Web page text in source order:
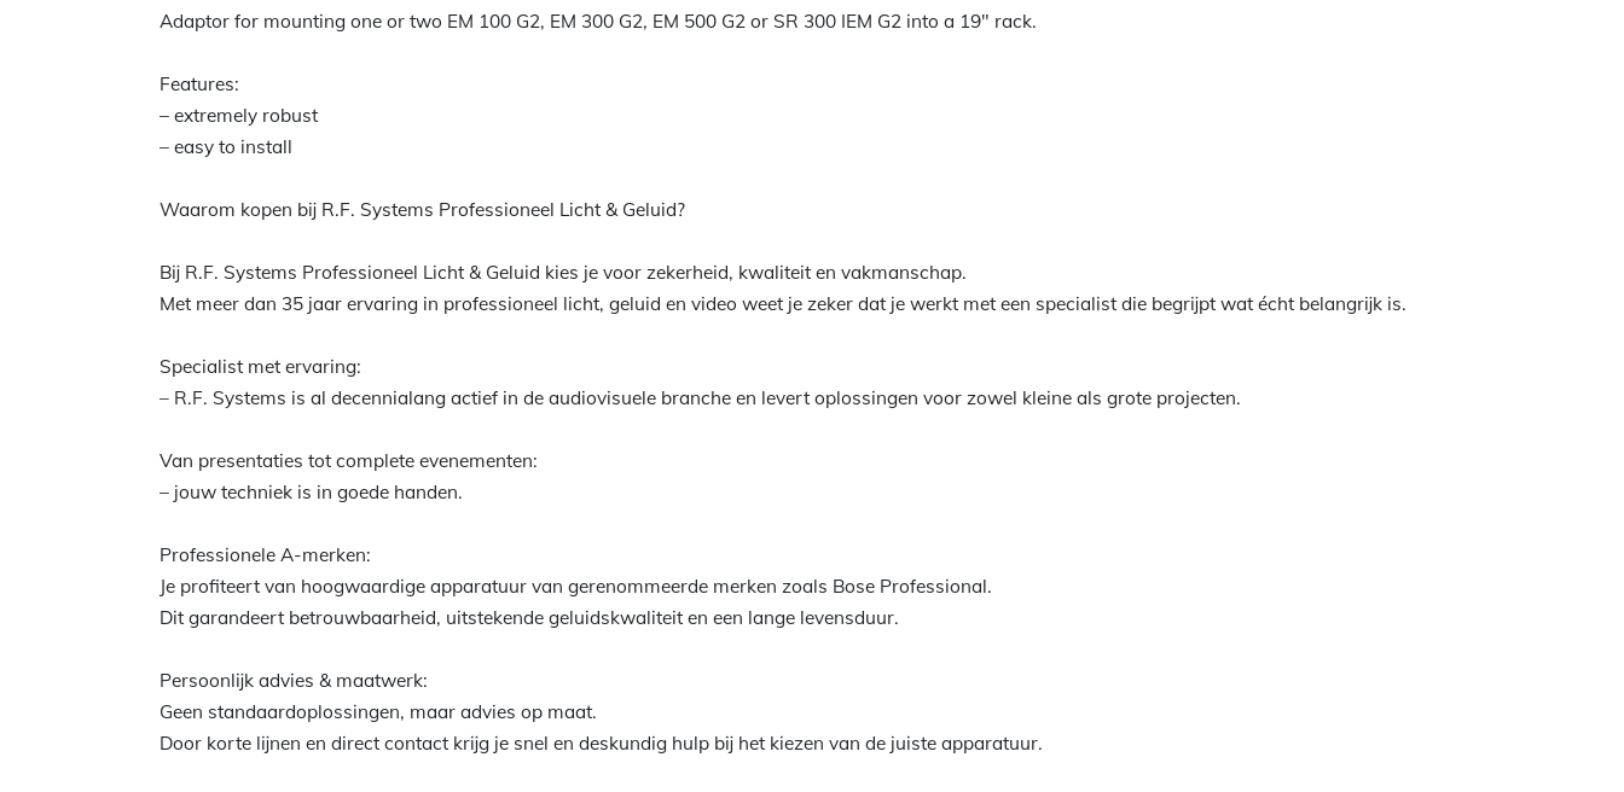
Adaptor for mounting one or two EM 100 G2, EM 300 G2, EM 500 G2 or SR 300 IEM G2 into a 19″ rack.
Features:
– extremely robust
– easy to install
Waarom kopen bij R.F. Systems Professioneel Licht & Geluid?
Bij R.F. Systems Professioneel Licht & Geluid kies je voor zekerheid, kwaliteit en vakmanschap.
Met meer dan 35 jaar ervaring in professioneel licht, geluid en video weet je zeker dat je werkt met een specialist die begrijpt wat écht belangrijk is.
Specialist met ervaring:
– R.F. Systems is al decennialang actief in de audiovisuele branche en levert oplossingen voor zowel kleine als grote projecten.
Van presentaties tot complete evenementen:
– jouw techniek is in goede handen.
Professionele A-merken:
Je profiteert van hoogwaardige apparatuur van gerenommeerde merken zoals Bose Professional.
Dit garandeert betrouwbaarheid, uitstekende geluidskwaliteit en een lange levensduur.
Persoonlijk advies & maatwerk:
Geen standaardoplossingen, maar advies op maat.
Door korte lijnen en direct contact krijg je snel en deskundig hulp bij het kiezen van de juiste apparatuur.